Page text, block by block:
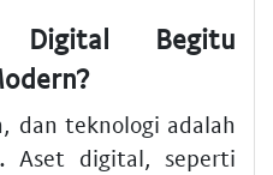
Digital Begitu
dan teknologi adalah
Aset digital, seperti